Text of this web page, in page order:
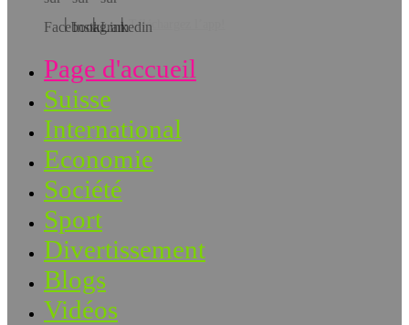
Téléchargez l’app!
Page d'accueil
Suisse
International
Economie
Société
Sport
Divertissement
Blogs
Vidéos